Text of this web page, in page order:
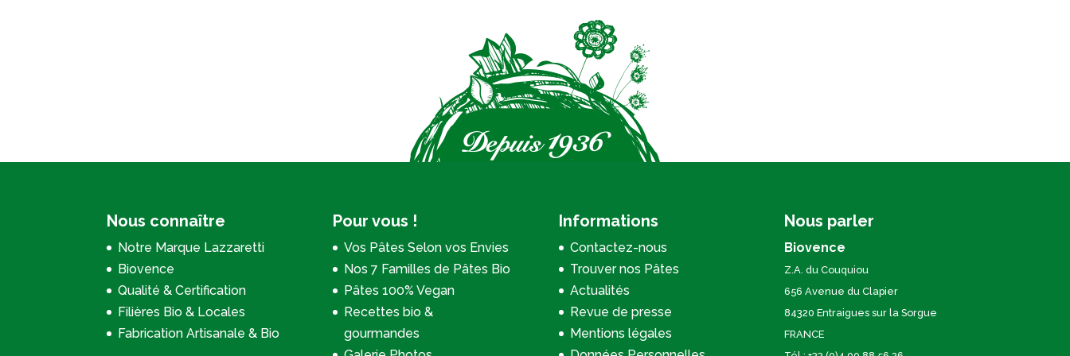
Nous connaître
Notre Marque Lazzaretti
Biovence
Qualité & Certification
Filières Bio & Locales
Fabrication Artisanale & Bio
Pour vous !
Vos Pâtes Selon vos Envies
Nos 7 Familles de Pâtes Bio
Pâtes 100% Vegan
Recettes bio &
gourmandes
Informations
Contactez-nous
Trouver nos Pâtes
Actualités
Revue de presse
Mentions légales
Nous parler
Biovence
Z.A. du Couquiou
656 Avenue du Clapier
84320 Entraigues sur la Sorgue
FRANCE